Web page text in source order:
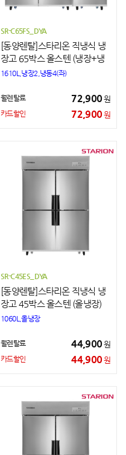
SR-C65FS_DYA
[동양렌탈]스타리온 직냉식 냉
장고 65박스 올스텐 (냉장+냉
동)
1610L,냉장2,냉동4(좌)
월렌탈료 72,900원
카드할인 72,900원
SR-C45ES_DYA
[동양렌탈]스타리온 직냉식 냉
장고 45박스 올스텐 (올냉장)
1060L,올냉장
월렌탈료 44,900원
카드할인 44,900원